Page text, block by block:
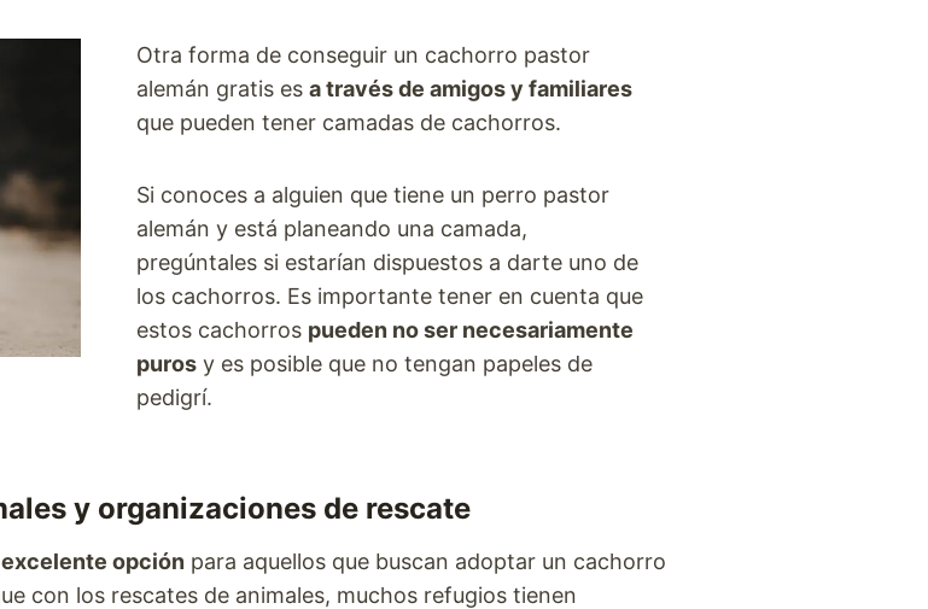
Otra forma de conseguir un cachorro pastor
alemán gratis es a través de amigos y familiares
que pueden tener camadas de cachorros.
Si conoces a alguien que tiene un perro pastor
alemán y está planeando una camada,
pregúntales si estarían dispuestos a darte uno de
los cachorros. Es importante tener en cuenta que
estos cachorros pueden no ser necesariamente
puros y es posible que no tengan papeles de
pedigrí.
y organizaciones de rescate
excelente opción para aquellos que buscan adoptar un cachorro
con los rescates de animales, muchos refugios tienen